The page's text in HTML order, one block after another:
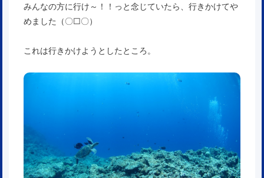
みんなの方に行け～！！っと念じていたら、行きかけてや
めました（〇□〇）
これは行きかけようとしたところ。